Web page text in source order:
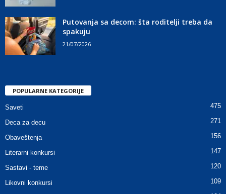
Putovanja sa decom: šta roditelji treba da
spakuju
21/07/2026
POPULARNE KATEGORIJE
Saveti 475
Deca za decu 271
Obaveštenja 156
Literarni konkursi 147
Sastavi - teme 120
Likovni konkursi 109